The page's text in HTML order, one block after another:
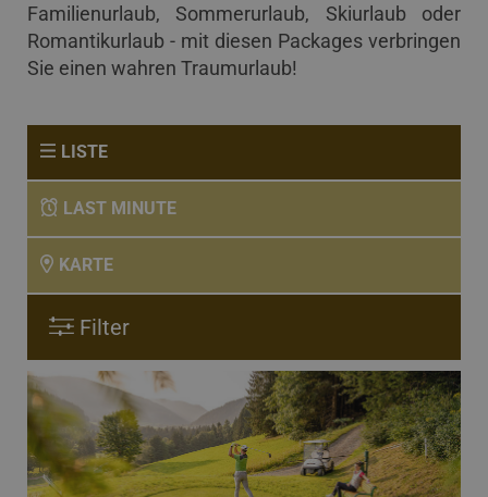
Familienurlaub, Sommerurlaub, Skiurlaub oder
Romantikurlaub - mit diesen Packages verbringen
Sie einen wahren Traumurlaub!
LISTE
LAST MINUTE
KARTE
Filter